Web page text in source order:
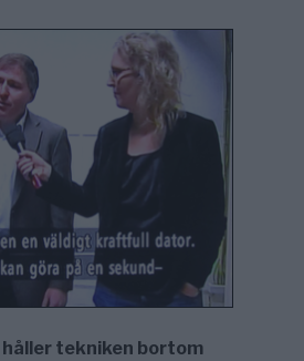
tekniken bortom